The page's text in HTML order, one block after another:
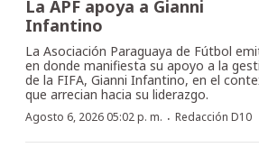
La APF apoya a Gianni
Infantino
La Asociación Paraguaya de Fútbol
en donde manifiesta su apoyo a la
de la FIFA, Gianni Infantino, en el
que arrecian hacia su liderazgo.
Agosto 6, 2026 05:02 p. m. · Redacción D10